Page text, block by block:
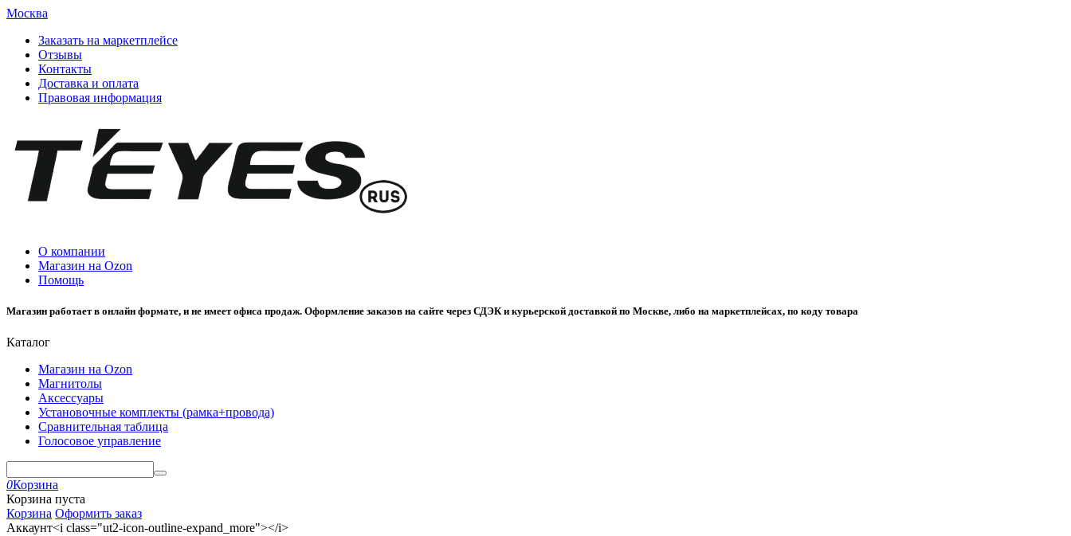
Москва
Заказать на маркетплейсе
Отзывы
Контакты
Доставка и оплата
Правовая информация
О компании
Магазин на Ozon
Помощь
Магазин работает в онлайн формате, и не имеет офиса продаж. Оформление заказов на сайте через СДЭК и курьерской доставкой по Москве, либо на маркетплейсах, по коду товара
Каталог
Магазин на Ozon
Магнитолы
Аксессуары
Установочные комплекты (рамка+провода)
Сравнительная таблица
Голосовое управление
0Корзина
Корзина пуста
Корзина Оформить заказ
Аккаунт<i class="ut2-icon-outline-expand_more"></i>